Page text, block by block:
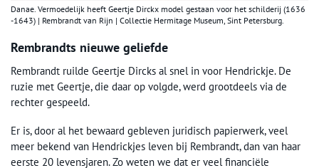
Danae. Vermoedelijk heeft Geertje Dirckx model gestaan voor het schilderij (1636
-1643) | Rembrandt van Rijn | Collectie Hermitage Museum, Sint Petersburg.
Rembrandts nieuwe geliefde
Rembrandt ruilde Geertje Dircks al snel in voor Hendrickje. De
ruzie met Geertje, die daar op volgde, werd grootdeels via de
rechter gespeeld.
Er is, door al het bewaard gebleven juridisch papierwerk, veel
meer bekend van Hendrickjes leven bij Rembrandt, dan van haar
eerste 20 levensjaren. Zo weten we dat er veel financiële